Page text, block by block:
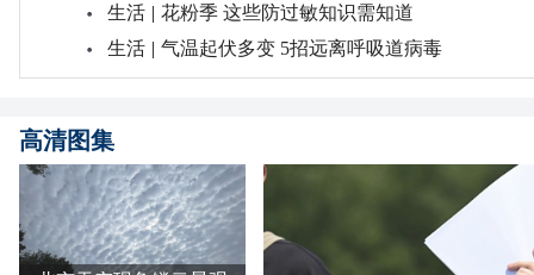
生活 | 花粉季 这些防过敏知识需知道
生活 | 气温起伏多变 5招远离呼吸道病毒
高清图集